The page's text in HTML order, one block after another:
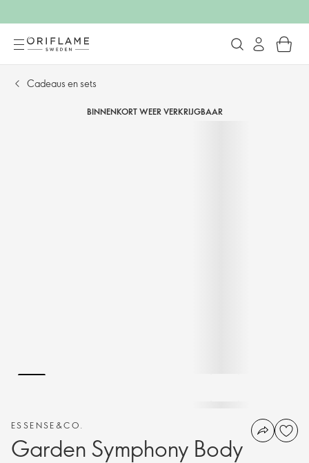
Cadeaus en sets
BINNENKORT WEER VERKRIJGBAAR
ESSENSE&CO.
Garden Symphony Body